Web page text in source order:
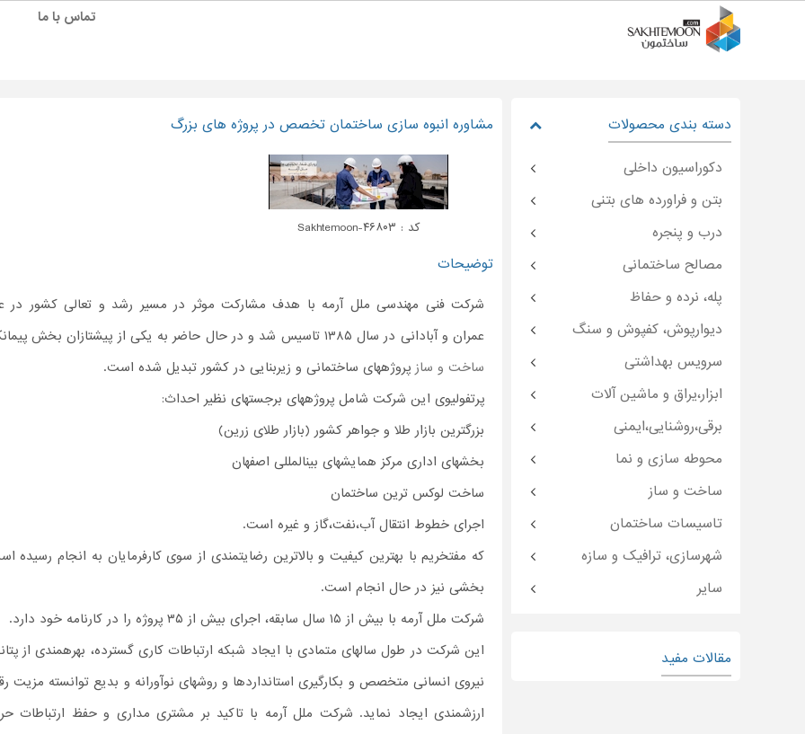
تماس با ما
مشاوره انبوه سازی ساختمان تخصص در پروژه های بزرگ
کد : Sakhtemoon-۴۶۸۰۳
توضیحات
شرکت فنی مهندسی ملل آرمه با هدف مشارکت موثر در مسیر رشد و تعالی کشور در
عمران و آبادانی در سال ۱۳۸۵ تاسیس شد و در حال حاضر به یکی از پیشتازان بخش پیمانکاری
ساخت و ساز پروژههای ساختمانی و زیربنایی در کشور تبدیل شده است.
پرتفولیوی این شرکت شامل پروژههای برجستهای نظیر احداث:
بزرگترین بازار طلا و جواهر کشور (بازار طلای زرین)
بخشهای اداری مرکز همایشهای بینالمللی اصفهان
ساخت لوکس ترین ساختمان
اجرای خطوط انتقال آب،نفت،گاز و غیره است.
که مفتخریم با بهترین کیفیت و بالاترین رضایتمندی از سوی کارفرمایان به انجام رسیده
بخشی نیز در حال انجام است.
شرکت ملل آرمه با بیش از ۱۵ سال سابقه، اجرای بیش از ۳۵ پروژه را در کارنامه خود دارد.
این شرکت در طول سالهای متمادی با ایجاد شبکه ارتباطات کاری گسترده، بهرهمندی از
نیروی انسانی متخصص و بکارگیری استانداردها و روشهای نوآورانه و بدیع توانسته مزیت
ارزشمندی ایجاد نماید. شرکت ملل آرمه با تاکید بر مشتری مداری و حفظ ارتباطات
دسته بندی محصولات
دکوراسیون داخلی
بتن و فراورده های بتنی
درب و پنجره
مصالح ساختمانی
پله، نرده و حفاظ
دیوارپوش، کفپوش و سنگ
سرویس بهداشتی
ابزار،یراق و ماشین آلات
برقی،روشنایی،ایمنی
محوطه سازی و نما
ساخت و ساز
تاسیسات ساختمان
شهرسازی، ترافیک و سازه
سایر
مقالات مفید